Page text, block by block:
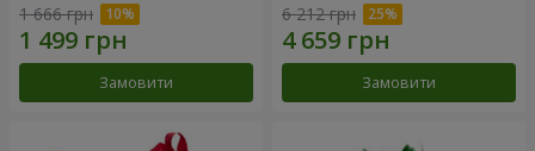
1 666 грн
Замовити
6 212 грн
Замовити